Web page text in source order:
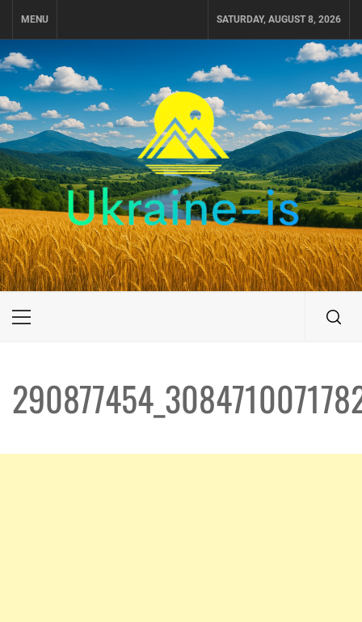
MENU SATURDAY, AUGUST 8, 2026
UKRAINE-IS
ПОДОРОЖI ПО УКРАЇНІ
Primary